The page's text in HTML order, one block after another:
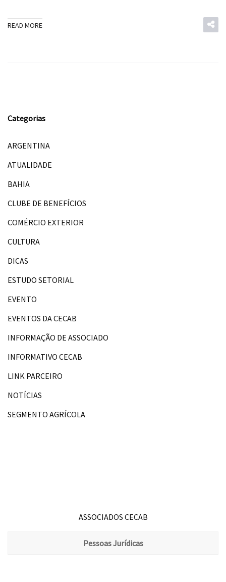
READ MORE
Categorias
ARGENTINA
ATUALIDADE
BAHIA
CLUBE DE BENEFÍCIOS
COMÉRCIO EXTERIOR
CULTURA
DICAS
ESTUDO SETORIAL
EVENTO
EVENTOS DA CECAB
INFORMAÇÃO DE ASSOCIADO
INFORMATIVO CECAB
LINK PARCEIRO
NOTÍCIAS
SEGMENTO AGRÍCOLA
ASSOCIADOS CECAB
Pessoas Jurídicas